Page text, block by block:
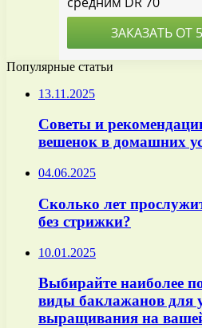
Популярные статьи
13.11.2025
Советы и
вешенок в домашних
04.06.2025
Сколько лет
без стрижки?
10.01.2025
Выбирайте наиболее
виды баклажанов для
выращивания на